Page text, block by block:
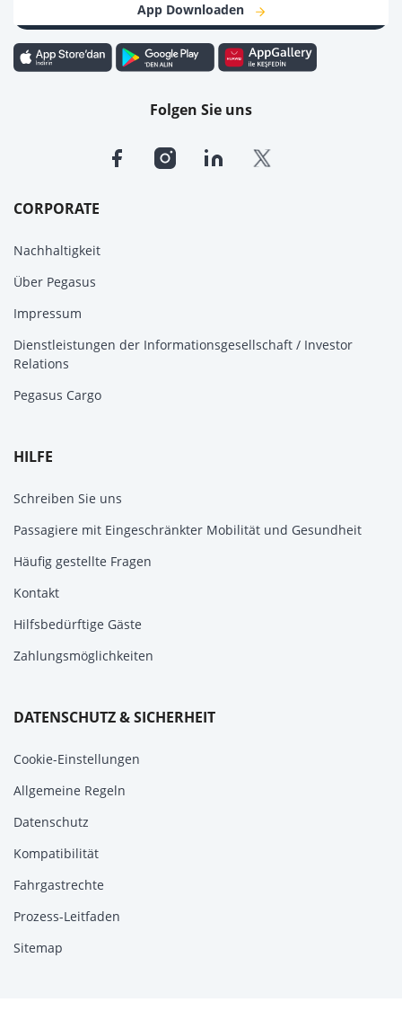
CORPORATE
Nachhaltigkeit
Über Pegasus
Impressum
Dienstleistungen der Informationsgesellschaft / Investor
Relations
Pegasus Cargo
HILFE
Schreiben Sie uns
Passagiere mit Eingeschränkter Mobilität und Gesundheit
Häufig gestellte Fragen
Kontakt
Hilfsbedürftige Gäste
Zahlungsmöglichkeiten
DATENSCHUTZ & SICHERHEIT
Cookie-Einstellungen
Allgemeine Regeln
Datenschutz
Kompatibilität
Fahrgastrechte
Prozess-Leitfaden
Sitemap
App Downloaden
Folgen Sie uns